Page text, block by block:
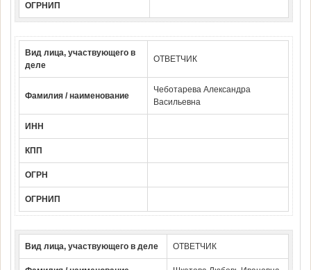
ОГРНИП
Вид лица, участвующего в
деле
ОТВЕТЧИК
Фамилия / наименование
Чеботарева Александра
Васильевна
ИНН
КПП
ОГРН
ОГРНИП
Вид лица, участвующего в деле ОТВЕТЧИК